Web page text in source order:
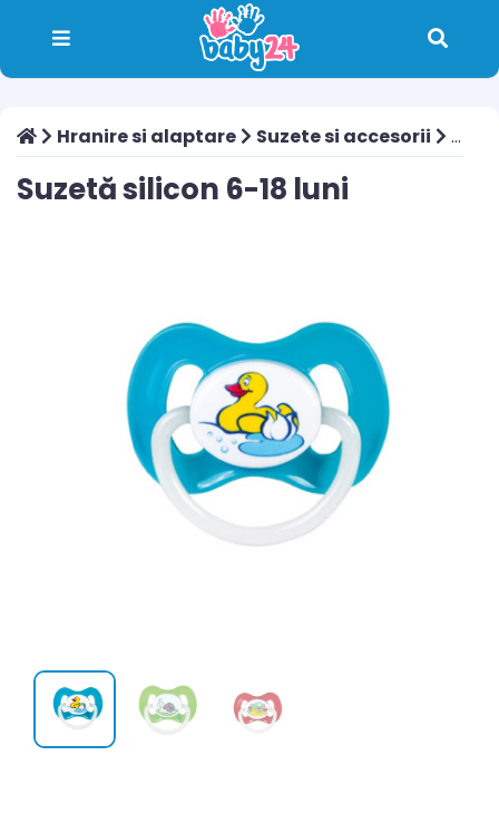
Hranire si alaptare Suzete si accesorii
Suzetă silicon 6-18 luni